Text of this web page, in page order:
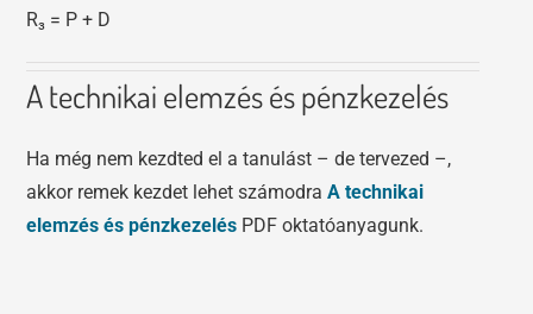
R₃ = P + D
A technikai elemzés és pénzkezelés
Ha még nem kezdted el a tanulást – de tervezed –,
akkor remek kezdet lehet számodraA technikai
elemzés és pénzkezelés PDF oktatóanyagunk.